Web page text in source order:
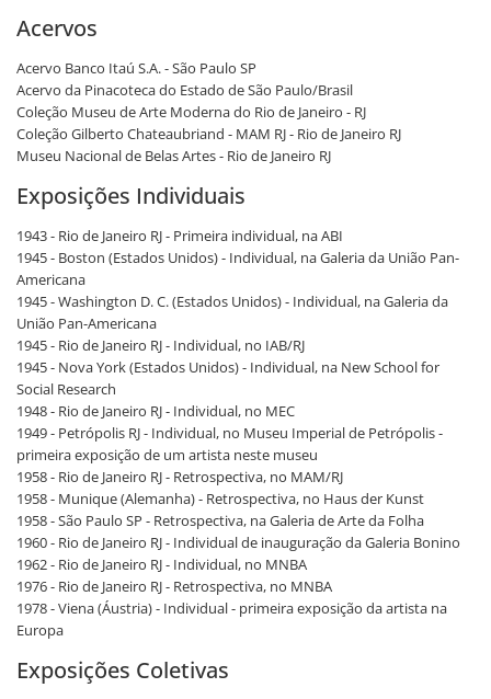
Acervos
Acervo Banco Itaú S.A. - São Paulo SP
Acervo da Pinacoteca do Estado de São Paulo/Brasil
Coleção Museu de Arte Moderna do Rio de Janeiro - RJ
Coleção Gilberto Chateaubriand - MAM RJ - Rio de Janeiro RJ
Museu Nacional de Belas Artes - Rio de Janeiro RJ
Exposições Individuais
1943 - Rio de Janeiro RJ - Primeira individual, na ABI
1945 - Boston (Estados Unidos) - Individual, na Galeria da União Pan-
Americana
1945 - Washington D. C. (Estados Unidos) - Individual, na Galeria da
União Pan-Americana
1945 - Rio de Janeiro RJ - Individual, no IAB/RJ
1945 - Nova York (Estados Unidos) - Individual, na New School for
Social Research
1948 - Rio de Janeiro RJ - Individual, no MEC
1949 - Petrópolis RJ - Individual, no Museu Imperial de Petrópolis -
primeira exposição de um artista neste museu
1958 - Rio de Janeiro RJ - Retrospectiva, no MAM/RJ
1958 - Munique (Alemanha) - Retrospectiva, no Haus der Kunst
1958 - São Paulo SP - Retrospectiva, na Galeria de Arte da Folha
1960 - Rio de Janeiro RJ - Individual de inauguração da Galeria Bonino
1962 - Rio de Janeiro RJ - Individual, no MNBA
1976 - Rio de Janeiro RJ - Retrospectiva, no MNBA
1978 - Viena (Áustria) - Individual - primeira exposição da artista na
Europa
Exposições Coletivas